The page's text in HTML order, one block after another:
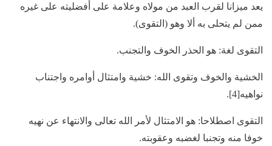
يعد ميزانا لقرب العبد من مولاه وعلامة على أفضليته على غيره
ممن لم يتحلى به ألا وهو (التقوى).
التقوى لغة: هو الحذر الخوف والتجنب.
الخشية والخوف وتقوى الله: خشية وامتثال أوامره واجتناب
نواهيه[4].
التقوى اصطلاحا: هو الامتثال لأمر الله تعالى والانتهاء عن نهيه
خوفا منه وتجنبا لغضبه وعقوبته.